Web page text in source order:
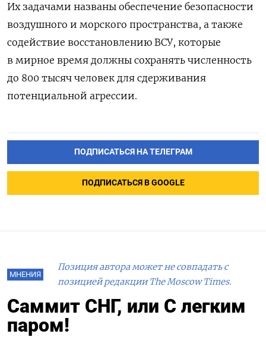
Их задачами названы обеспечение безопасности
воздушного и морского пространства, а также
содействие восстановлению ВСУ, которые
в мирное время должны сохранять численность
до 800 тысяч человек для сдерживания
потенциальной агрессии.
ПОДПИСАТЬСЯ НА ТЕЛЕГРАМ
ПОДПИСАТЬСЯ В GOOGLE
МНЕНИЯ
Позиция автора может не совпадать с
позицией редакции The Moscow Times.
Саммит СНГ, или С легким
паром!